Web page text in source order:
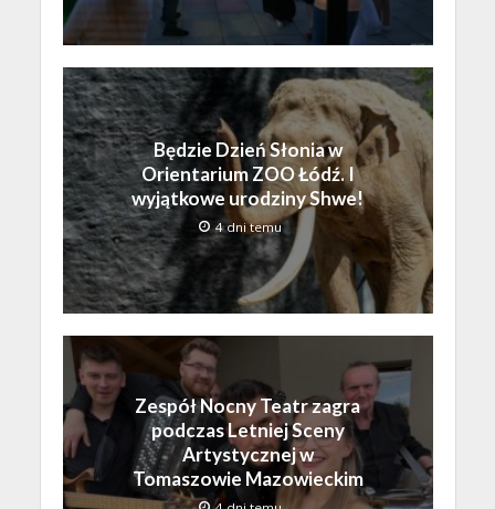
Będzie Dzień Słonia w
Orientarium ZOO Łódź. I
wyjątkowe urodziny Shwe!
4 dni temu
Zespół Nocny Teatr zagra
podczas Letniej Sceny
Artystycznej w
Tomaszowie Mazowieckim